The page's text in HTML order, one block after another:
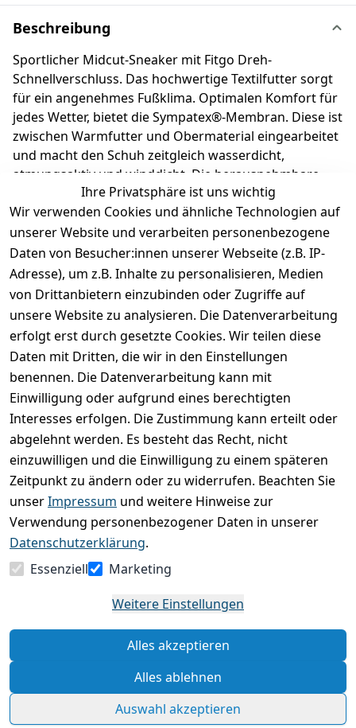
Beschreibung
Sportlicher Midcut-Sneaker mit Fitgo Dreh-
Schnellverschluss. Das hochwertige Textilfutter sorgt
für ein angenehmes Fußklima. Optimalen Komfort für
jedes Wetter, bietet die Sympatex®-Membran. Diese ist
zwischen Warmfutter und Obermaterial eingearbeitet
und macht den Schuh zeitgleich wasserdicht,
atmungsaktiv und winddicht. Die herausnehmbare
Einlage macht es kinderleicht, die richtige Schuhgröße
auszuwählen. Richter Kinderschuhe - Kids shoes since
1893.
Produktdetails
Kundenrezensionen
Durchschnittliche Bewertung
0
Basierend auf 0 Bewertung(en)
Bewertung abgeben
5
( 0 )
4
( 0 )
3
( 0 )
2
( 0 )
1
Artikel abgegeben
Rechtliche Hinweise – Klicken Sie hier für weitere
Ihre Privatsphäre ist uns wichtig
Wir verwenden Cookies und ähnliche Technologien auf
unserer Website und verarbeiten personenbezogene
Daten von Besucher:innen unserer Webseite (z.B. IP-
Adresse), um z.B. Inhalte zu personalisieren, Medien
von Drittanbietern einzubinden oder Zugriffe auf
unsere Website zu analysieren. Die Datenverarbeitung
erfolgt erst durch gesetzte Cookies. Wir teilen diese
Daten mit Dritten, die wir in den Einstellungen
benennen. Die Datenverarbeitung kann mit
Einwilligung oder aufgrund eines berechtigten
Interesses erfolgen. Die Zustimmung kann erteilt oder
abgelehnt werden. Es besteht das Recht, nicht
einzuwilligen und die Einwilligung zu einem späteren
Zeitpunkt zu ändern oder zu widerrufen. Beachten Sie
unserImpressum und weitere Hinweise zur
Verwendung personenbezogener Daten in unserer
Datenschutzerklärung.
Essenziell
Marketing
Weitere Einstellungen
Alles akzeptieren
Alles ablehnen
Auswahl akzeptieren